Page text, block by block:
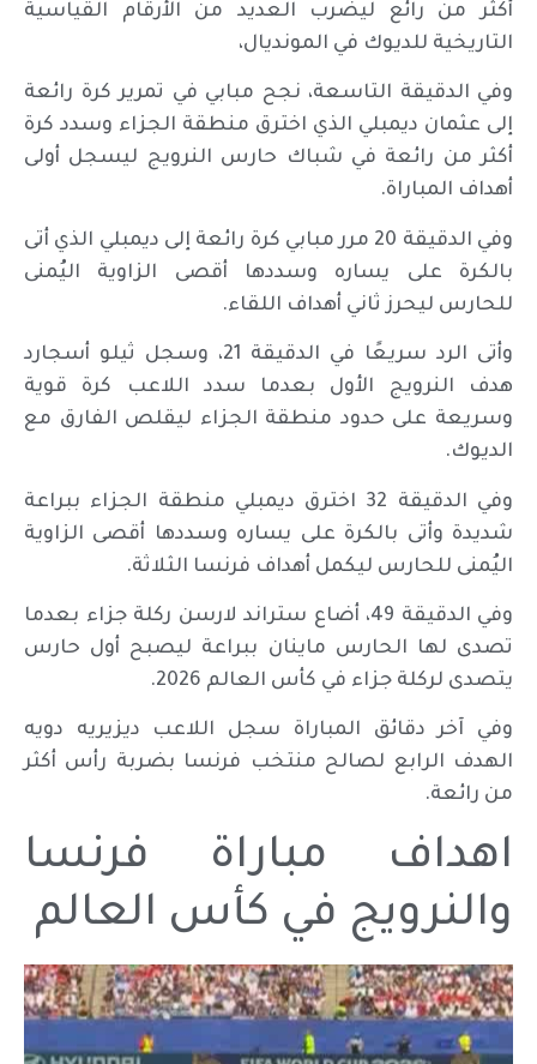
أكثر من رائع ليضرب العديد من الأرقام القياسية
التاريخية للديوك في المونديال،
وفي الدقيقة التاسعة، نجح مبابي في تمرير كرة رائعة
إلى عثمان ديمبلي الذي اخترق منطقة الجزاء وسدد كرة
أكثر من رائعة في شباك حارس النرويج ليسجل أولى
أهداف المباراة.
وفي الدقيقة 20 مرر مبابي كرة رائعة إلى ديمبلي الذي أتى
بالكرة على يساره وسددها أقصى الزاوية اليُمنى
للحارس ليحرز ثاني أهداف اللقاء.
وأتى الرد سريعًا في الدقيقة 21، وسجل ثيلو أسجارد
هدف النرويج الأول بعدما سدد اللاعب كرة قوية
وسريعة على حدود منطقة الجزاء ليقلص الفارق مع
الديوك.
وفي الدقيقة 32 اخترق ديمبلي منطقة الجزاء ببراعة
شديدة وأتى بالكرة على يساره وسددها أقصى الزاوية
اليُمنى للحارس ليكمل أهداف فرنسا الثلاثة.
وفي الدقيقة 49، أضاع ستراند لارسن ركلة جزاء بعدما
تصدى لها الحارس ماينان ببراعة ليصبح أول حارس
يتصدى لركلة جزاء في كأس العالم 2026.
وفي آخر دقائق المباراة سجل اللاعب ديزيريه دويه
الهدف الرابع لصالح منتخب فرنسا بضربة رأس أكثر
من رائعة.
اهداف مباراة فرنسا
والنرويج في كأس العالم